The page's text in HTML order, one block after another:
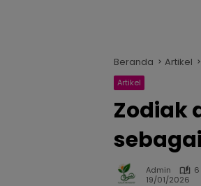
Beranda Artikel
Artikel
Zodiak
Admin
19/01/2026